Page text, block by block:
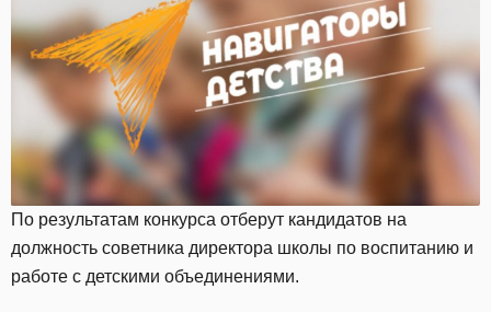
По результатам конкурса отберут кандидатов на
должность советника директора школы по воспитанию и
работе с детскими объединениями.